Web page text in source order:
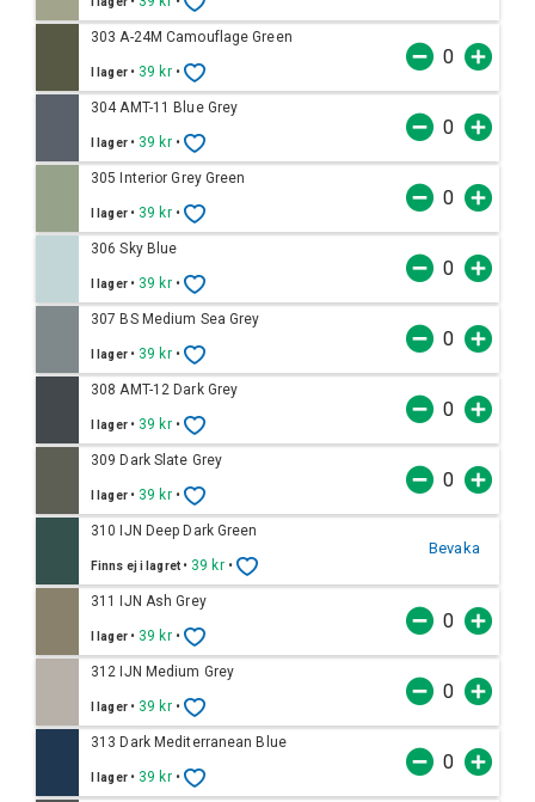
303 A-24M Camouflage Green
I lager • 39 kr •
304 AMT-11 Blue Grey
I lager • 39 kr •
305 Interior Grey Green
I lager • 39 kr •
306 Sky Blue
I lager • 39 kr •
307 BS Medium Sea Grey
I lager • 39 kr •
308 AMT-12 Dark Grey
I lager • 39 kr •
309 Dark Slate Grey
I lager • 39 kr •
Bevaka
310 IJN Deep Dark Green
Finns ej i lagret • 39 kr •
311 IJN Ash Grey
I lager • 39 kr •
312 IJN Medium Grey
I lager • 39 kr •
313 Dark Mediterranean Blue
I lager • 39 kr •